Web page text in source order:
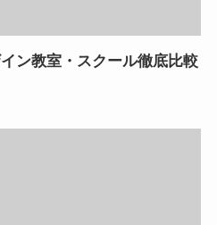
ン教室・スクール徹底比較